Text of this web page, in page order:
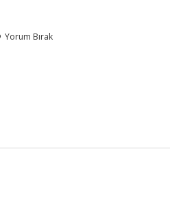
Yorum Bırak